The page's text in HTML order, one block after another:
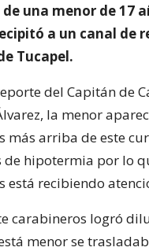
una menor de 17
a un canal de
Tucapel.
del Capitán de
la menor
más arriba de este
hipotermia por lo
está recibiendo
carabineros logró
menor se